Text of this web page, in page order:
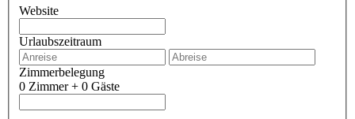
Website
Urlaubszeitraum
Zimmerbelegung
0 Zimmer + 0 Gäste